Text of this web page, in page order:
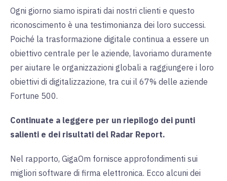
Ogni giorno siamo ispirati dai nostri clienti e questo
riconoscimento è una testimonianza dei loro successi.
Poiché la trasformazione digitale continua a essere un
obiettivo centrale per le aziende, lavoriamo duramente
per aiutare le organizzazioni globali a raggiungere i loro
obiettivi di digitalizzazione, tra cui il 67% delle aziende
Fortune 500.
Continuate a leggere per un riepilogo dei punti
salienti e dei risultati del Radar Report.
Nel rapporto, GigaOm fornisce approfondimenti sui
migliori software di firma elettronica. Ecco alcuni dei